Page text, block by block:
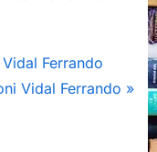
Ferrando
Vidal Ferrando